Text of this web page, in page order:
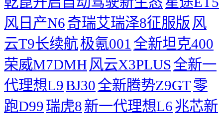
风日产N6奇瑞艾瑞泽8征服版 风
云T9长续航极氪001 全新坦克400
荣威M7DMH 风云X3PLUS全新一
代理想L9BJ30全新腾势Z9GT零
跑D99瑞虎8新一代理想L6兆芯新